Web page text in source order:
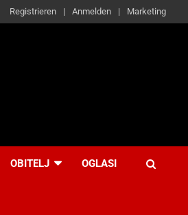
Registrieren Anmelden Marketing
OBITELJ OGLASI